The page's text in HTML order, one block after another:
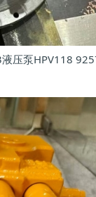
液压泵HPV118